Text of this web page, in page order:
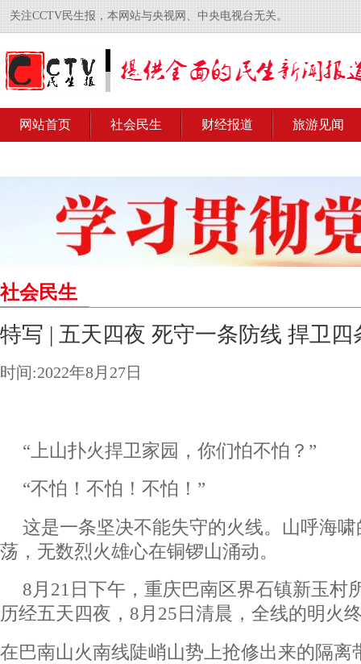
关注CCTV民生报，本网站与央视网、中央电视台无关。
网站首页 社会民生 财经报道 旅游见闻
社会民生
特写 | 五天四夜 死守一条防线 捍卫四
时间:2022年8月27日
“上山扑火捍卫家园，你们怕不怕？”
“不怕！不怕！不怕！”
这是一条坚决不能失守的火线。山呼海
荡，无数烈火雄心在铜锣山涌动。
8月21日下午，重庆巴南区界石镇新玉村
历经五天四夜，8月25日清晨，全线的明火
在巴南山火南线陡峭山势上抢修出来的隔离